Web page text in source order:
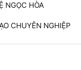
NGỌC HÒA
cố định
CHUYÊN NGHIỆP
đào tạo bảo vệ